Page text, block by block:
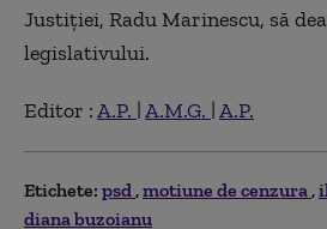
Justiției, Radu Marinescu, să
legislativului.
Editor :A.P. |A.M.G. |A.P.
Etichete: psd motiune de cenzura
diana buzoianu